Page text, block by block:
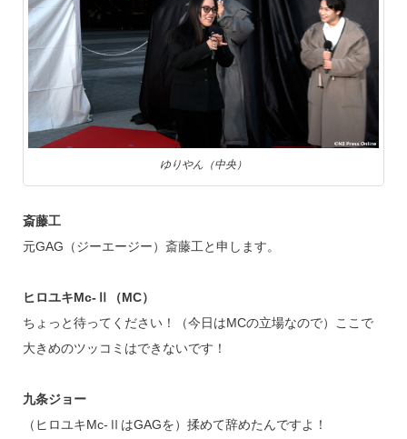
ゆりやん（中央）
斎藤工
元GAG（ジーエージー）斎藤工と申します。
ヒロユキMc-Ⅱ（MC）
ちょっと待ってください！（今日はMCの立場なので）ここで
大きめのツッコミはできないです！
九条ジョー
（ヒロユキMc-ⅡはGAGを）揉めて辞めたんですよ！